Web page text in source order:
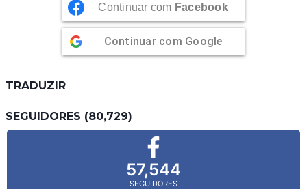
Continuar com Facebook
Continuar com Google
TRADUZIR
SEGUIDORES (80,729)
57,544
SEGUIDORES